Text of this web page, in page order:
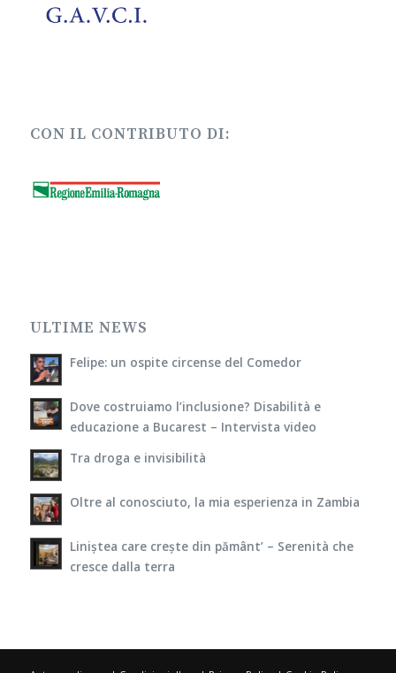
CON IL CONTRIBUTO DI:
ULTIME NEWS
Felipe: un ospite circense del Comedor
Dove costruiamo l’inclusione? Disabilità e
educazione a Bucarest – Intervista video
Tra droga e invisibilità
Oltre al conosciuto, la mia esperienza in Zambia
Liniștea care crește din pământ’ – Serenità che
cresce dalla terra